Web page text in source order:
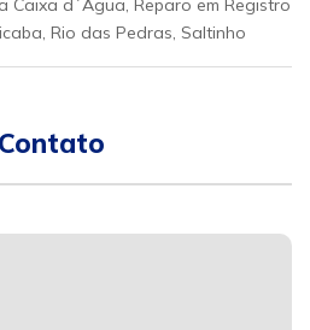
Caixa d´Água, Reparo em Registro
Rio das Pedras, Saltinho